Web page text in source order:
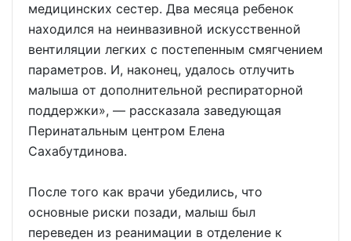
медицинских сестер. Два месяца ребенок
находился на неинвазивной искусственной
вентиляции легких с постепенным смягчением
параметров. И, наконец, удалось отлучить
малыша от дополнительной респираторной
поддержки», — рассказала заведующая
Перинатальным центром Елена
Сахабутдинова.
После того как врачи убедились, что
основные риски позади, малыш был
переведен из реанимации в отделение к